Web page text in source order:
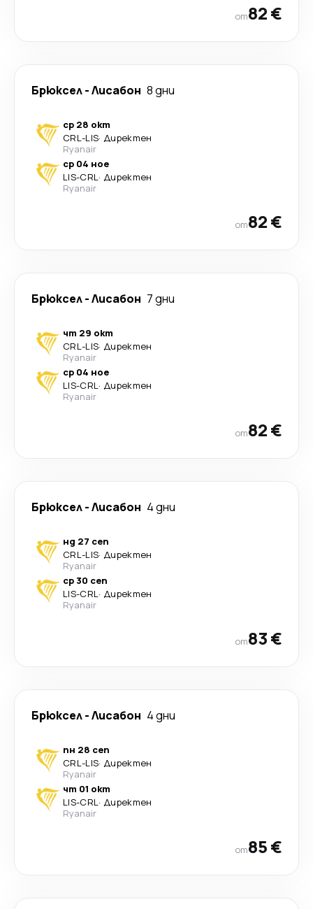
от82 €
Брюксел-Лисабон 8 дни
ср 28 окт
CRL-LIS· Директен
Ryanair
ср 04 ное
LIS-CRL· Директен
Ryanair
от82 €
Брюксел-Лисабон 7 дни
чт 29 окт
CRL-LIS· Директен
Ryanair
ср 04 ное
LIS-CRL· Директен
Ryanair
от82 €
Брюксел-Лисабон 4 дни
нд 27 сеп
CRL-LIS· Директен
Ryanair
ср 30 сеп
LIS-CRL· Директен
Ryanair
от83 €
Брюксел-Лисабон 4 дни
пн 28 сеп
CRL-LIS· Директен
Ryanair
чт 01 окт
LIS-CRL· Директен
Ryanair
от85 €